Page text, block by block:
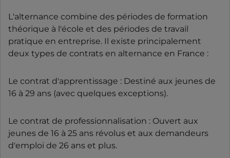
L'alternance combine des périodes de formation
théorique à l'école et des périodes de travail
pratique en entreprise. Il existe principalement
deux types de contrats en alternance en France :
Le contrat d'apprentissage : Destiné aux jeunes de
16 à 29 ans (avec quelques exceptions).
Le contrat de professionnalisation : Ouvert aux
jeunes de 16 à 25 ans révolus et aux demandeurs
d'emploi de 26 ans et plus.